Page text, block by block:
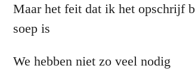
Maar het feit dat ik het opschrijf
soep is
We hebben niet zo veel nodig